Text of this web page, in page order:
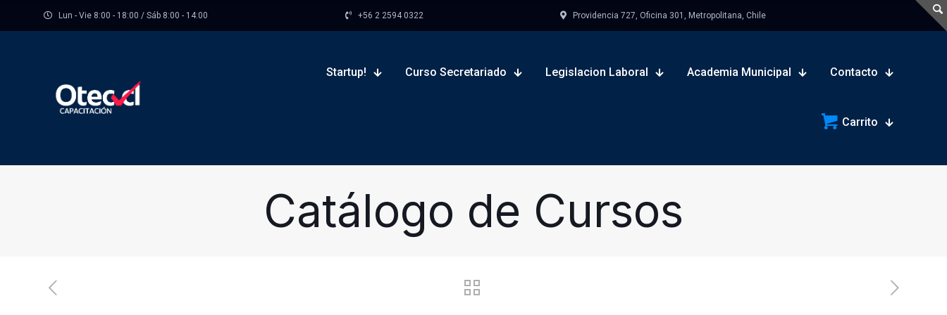
Lun - Vie 8:00 - 18:00 / Sáb 8:00 - 14:00 +56 2 2594 0322 Providencia 727, Oficina 301, Metropolitana, Chile
Startup! Curso Secretariado Legislacion Laboral Academia Municipal Contacto
Carrito
Catálogo de Cursos